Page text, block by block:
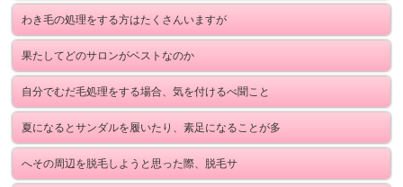
わき毛の処理をする方はたくさんいますが
果たしてどのサロンがベストなのか
自分でむだ毛処理をする場合、気を付けるべ聞こと
夏になるとサンダルを履いたり、素足になることが多
へその周辺を脱毛しようと思った際、脱毛サ